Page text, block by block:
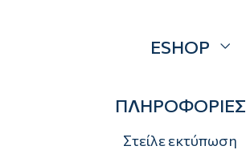
Brands
ESHOP
Τρόποι αποστολής
Τρόποι πληρωμής
ΠΛΗΡΟΦΟΡΙΕΣ
Στείλε εκτύπωση